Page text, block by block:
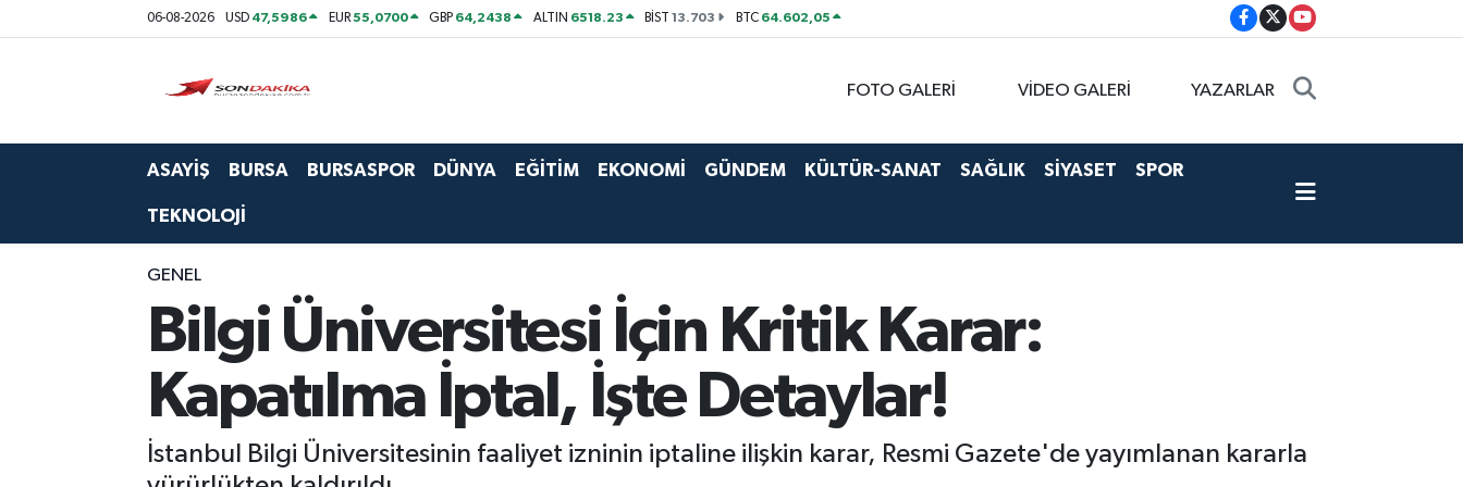
06-08-2026 USD 47,5986 EUR55,0700 GBP 64,2438 ALTIN 6518.23 BİST13.703 BTC 64.602,05
FOTO GALERİ VİDEO GALERİ YAZARLAR
ASAYİŞ BURSA BURSASPOR DÜNYA EĞİTİM EKONOMİ GÜNDEM KÜLTÜR-SANAT SAĞLIK SİYASET SPOR
TEKNOLOJİ
GENEL
Bilgi Üniversitesi İçin Kritik Karar:
Kapatılma İptal, İşte Detaylar!
İstanbul Bilgi Üniversitesinin faaliyet izninin iptaline ilişkin karar, Resmi Gazete'de yayımlanan kararla
Ekonomi
Foto Galeri